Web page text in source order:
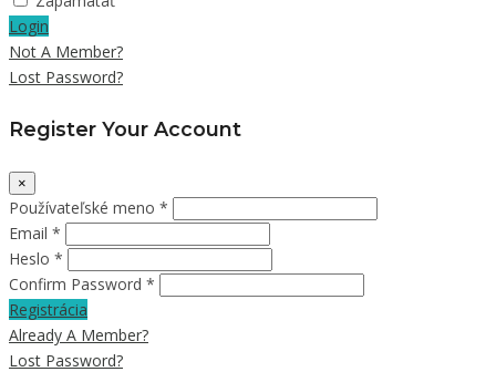
Login
Not A Member?
Lost Password?
Register Your Account
×
Používateľské meno *
Email *
Heslo *
Confirm Password *
Registrácia
Already A Member?
Lost Password?